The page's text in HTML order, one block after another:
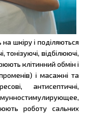
шкіру і поділяються
відбілюючі,
клітинний обмін і
і масажні та
антисептичні,
роботу сальних